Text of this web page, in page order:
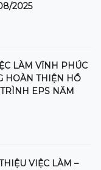
2025
LÀM VĨNH PHÚC
HOÀN THIỆN HỒ
EPS NĂM
VIỆC LÀM –